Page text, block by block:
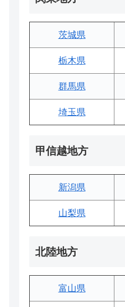
茨城県
栃木県
群馬県
埼玉県
甲信越地方
新潟県
山梨県
北陸地方
富山県